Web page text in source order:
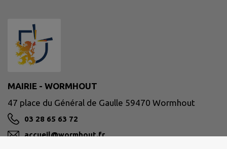
MAIRIE - WORMHOUT
47 place du Général de Gaulle 59470 Wormhout
03 28 65 63 72
accueil@wormhout.fr